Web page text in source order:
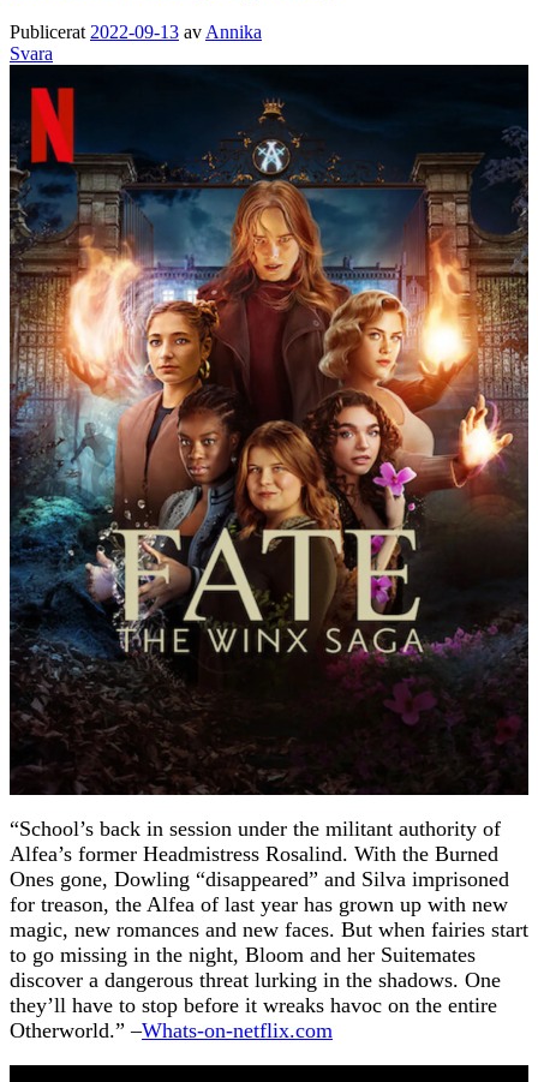
Publicerat 2022-09-13 av Annika
Svara
“School’s back in session under the militant authority of
Alfea’s former Headmistress Rosalind. With the Burned
Ones gone, Dowling “disappeared” and Silva imprisoned
for treason, the Alfea of last year has grown up with new
magic, new romances and new faces. But when fairies start
to go missing in the night, Bloom and her Suitemates
discover a dangerous threat lurking in the shadows. One
they’ll have to stop before it wreaks havoc on the entire
Otherworld.” –Whats-on-netflix.com